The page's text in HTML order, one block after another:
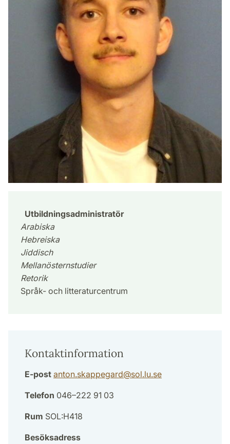
Utbildningsadministratör
Arabiska
Hebreiska
Jiddisch
Mellanösternstudier
Retorik
Språk- och litteraturcentrum
Kontaktinformation
E-post anton.skappegard@sol.lu.se
Telefon 046–222 91 03
Rum SOL:H418
Besöksadress